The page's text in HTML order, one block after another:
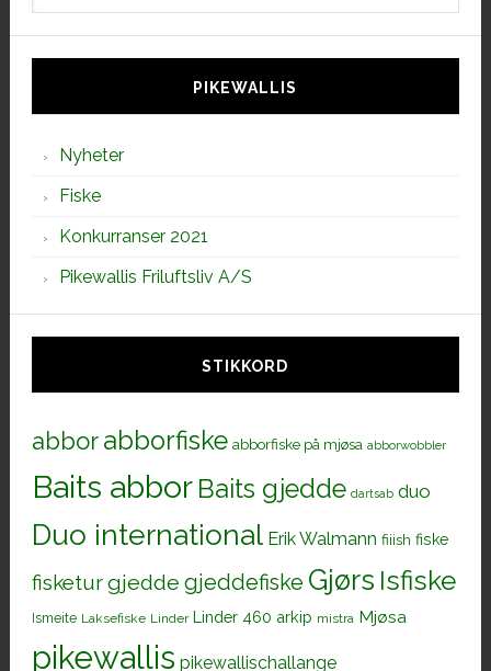
PIKEWALLIS
Nyheter
Fiske
Konkurranser 2021
Pikewallis Friluftsliv A/S
STIKKORD
abborabborfiske abborfiske på mjøsa abborwobbler
Baits abbor Baits gjedde dartsab duo
Duo international Erik Walmann fiiish fiske
fisketurgjedde gjeddefiske Gjørs Isfiske
Ismeite Laksefiske Linder Linder 460 arkip mistra Mjøsa
pikewallis pikewallischallange